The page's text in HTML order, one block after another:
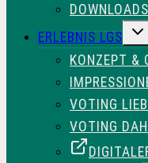
DOWNLOADS
ERLEBNIS LGS
KONZEPT &
VOTING
VOTING